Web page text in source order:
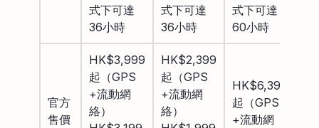
式下可達
36小時
式下可達
36小時
式下可達
60小時
官方
售價
HK$3,999
起（GPS
+流動網
絡）
HK$2,399
起（GPS
+流動網
絡）
HK$6,399
起（GPS
+流動網